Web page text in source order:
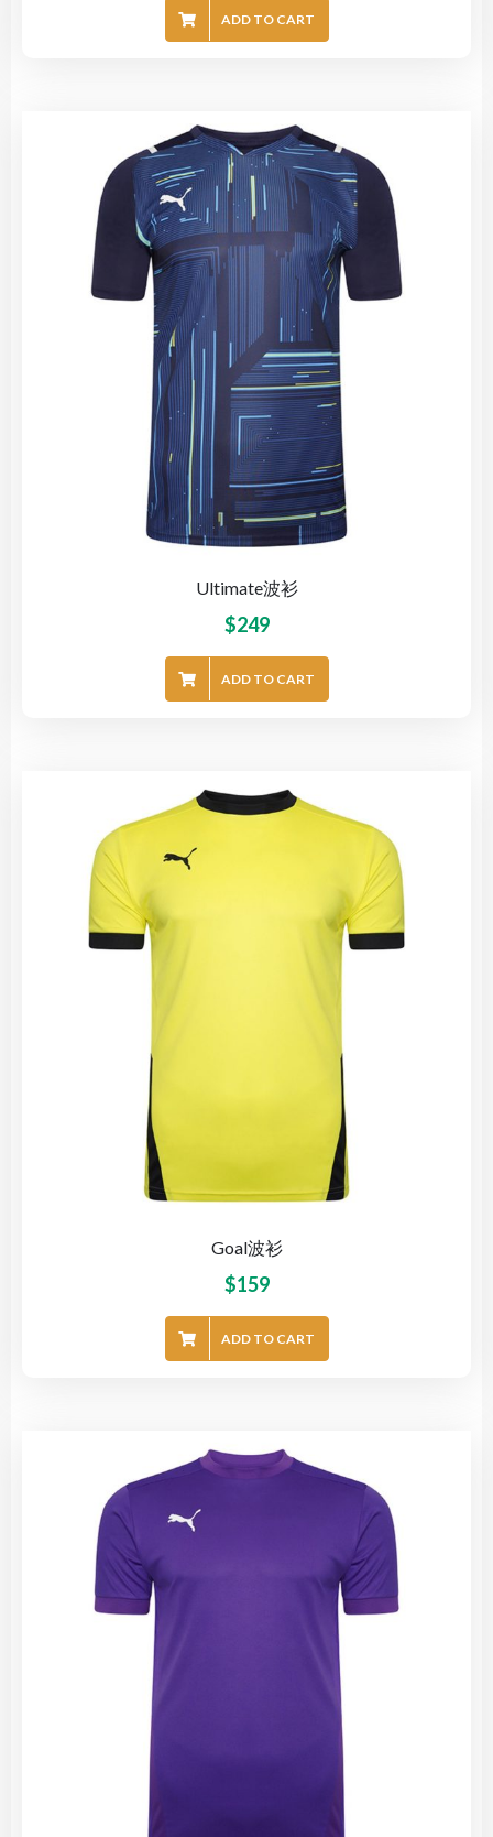
ADD TO CART
Ultimate波衫
$249
ADD TO CART
Goal波衫
$159
ADD TO CART